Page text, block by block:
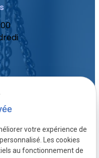
votre expérience de
Les cookies
au fonctionnement de